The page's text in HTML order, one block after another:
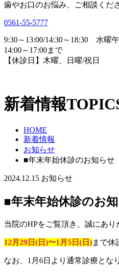
歯やお口のお悩み、ご相談くだ
0561-55-5777
9:30～13:00/14:30～18:30 水曜
14:00～17:00まで
【休診日】木曜、日曜/祝日
新着情報
HOME
新着情報
お知らせ
■年末年始休診のお知らせ
2024.12.15 お知らせ
■年末年始休診のお
当院のHPをご覧頂き、誠にあり
12月29日(日)〜1月5日(日)まで休
なお、1月6日より通常診療とな